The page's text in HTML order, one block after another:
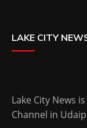
LAKE CITY
Lake City News
Channel in